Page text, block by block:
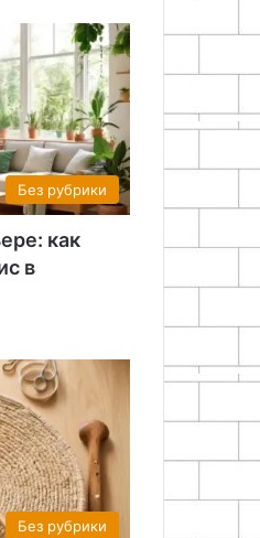
Без рубрики
как
в
Без рубрики